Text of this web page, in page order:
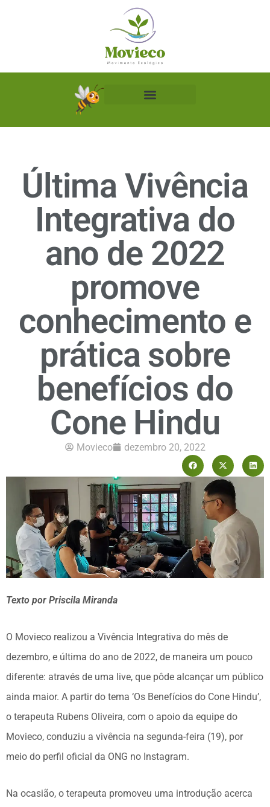
Última Vivência
Integrativa do
ano de 2022
promove
conhecimento e
prática sobre
benefícios do
Cone Hindu
Movieco dezembro 20, 2022
Texto por Priscila Miranda
O Movieco realizou a Vivência Integrativa do mês de
dezembro, e última do ano de 2022, de maneira um pouco
diferente: através de uma live, que pôde alcançar um público
ainda maior. A partir do tema ‘Os Benefícios do Cone Hindu’,
o terapeuta Rubens Oliveira, com o apoio da equipe do
Movieco, conduziu a vivência na segunda-feira (19), por
meio do perfil oficial da ONG no Instagram.
Na ocasião, o terapeuta promoveu uma introdução acerca